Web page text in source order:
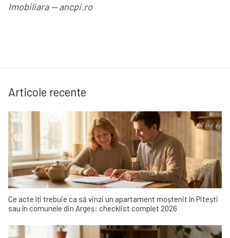
Imobiliara — ancpi.ro
Articole recente
Ce acte îți trebuie ca să vinzi un apartament moștenit în Pitești
sau în comunele din Argeș: checklist complet 2026